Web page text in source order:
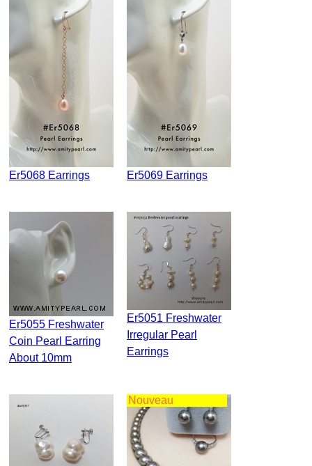
Er5068 Earrings Er5069 Earrings
Er5055 Freshwater
Coin Pearl Earring
About 10mm
Er5051 Freshwater
Irregular Pearl
Earrings
Nouveau